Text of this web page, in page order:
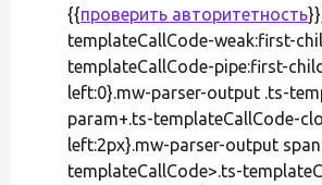
{{проверить авторитетность
templateCallCode-weak:first-
templateCallCode-pipe:first-
left:0}.mw-parser-output .ts-
param+.ts-templateCallCode-
left:2px}.mw-parser-output
templateCallCode>.ts-